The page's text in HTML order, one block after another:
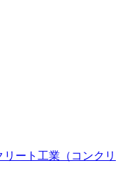
ート工業（コンクリ